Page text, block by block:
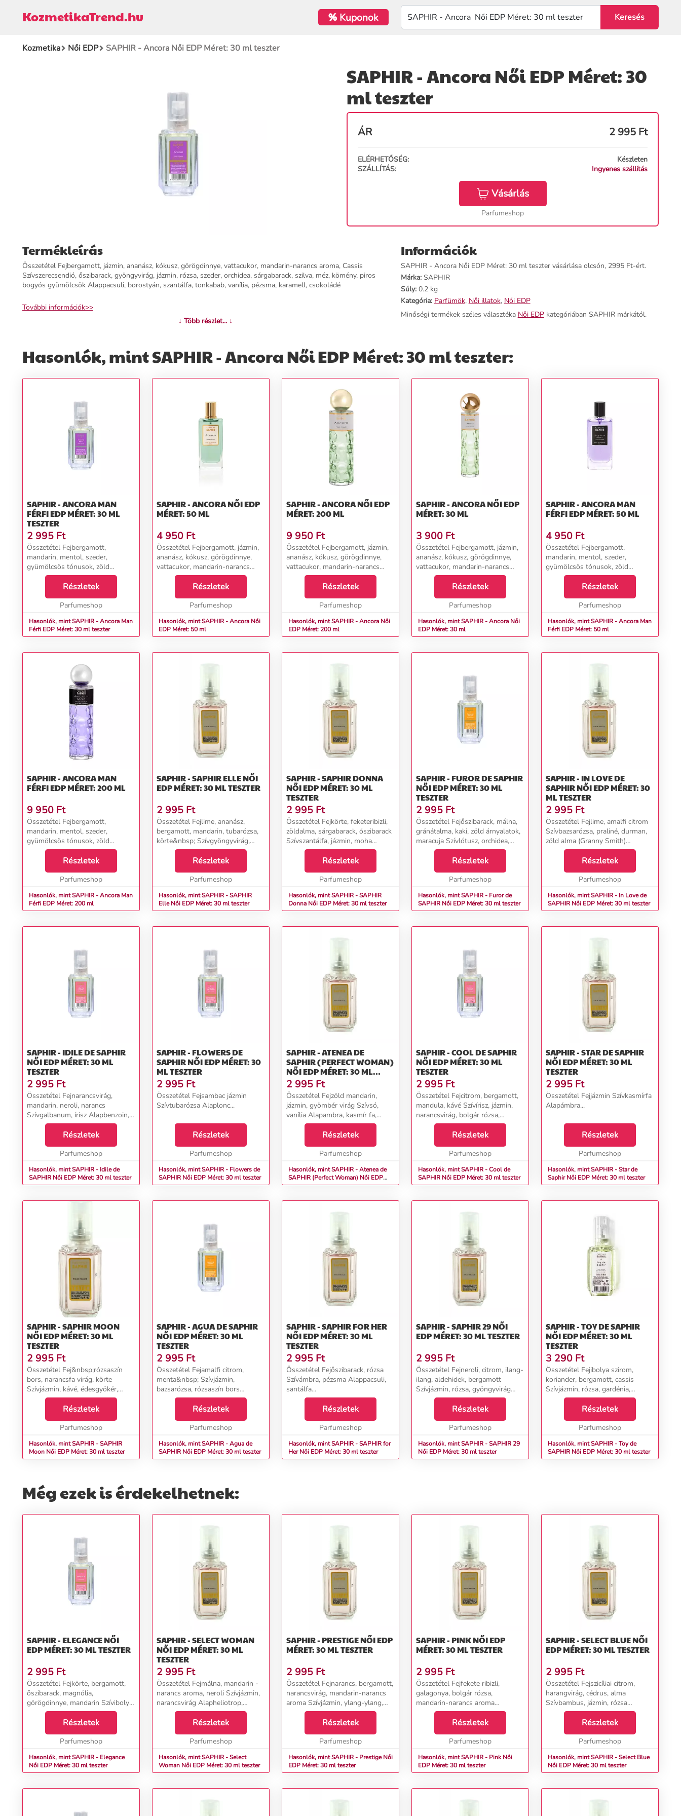
KozmetikaTrend.hu %Kuponok
Kozmetika Női EDP SAPHIR - Ancora Női EDP Méret: 30 ml teszter
SAPHIR - Ancora Női EDP Méret: 30
ml teszter
ÁR 2 995 Ft
ELÉRHETŐSÉG:
Készleten
SZÁLLÍTÁS:
Ingyenes szállítás
Vásárlás
Parfumeshop
Termékleírás
Összetétel Fejbergamott, jázmin, ananász, kókusz, görögdinnye, vattacukor, mandarin-narancs aroma, Cassis
Szívszerecsendió, őszibarack, gyöngyvirág, jázmin, rózsa, szeder, orchidea, sárgabarack, szilva, méz, kömény, piros
bogyós gyümölcsök Alappacsuli, borostyán, szantálfa, tonkabab, vanília, pézsma, karamell, csokoládé
További információk>>
↓ Több részlet... ↓
Információk
SAPHIR - Ancora Női EDP Méret: 30 ml teszter vásárlása olcsón, 2995 Ft-ért.
Márka:SAPHIR
Súly:0.2 kg
Kategória: Parfümök, Női illatok, Női EDP
Minőségi termékek széles választéka Női EDPkategóriában SAPHIR márkától.
Hasonlók, mint SAPHIR - Ancora Női EDP Méret: 30 ml teszter:
SAPHIR - ANCORA MAN
FÉRFI EDP MÉRET: 30 ML
TESZTER
2 995 Ft
Összetétel Fejbergamott,
mandarin, mentol, szeder,
gyümölcsös tónusok, zöld
tónusok Szívcédrus, jázmin,
karamell, méz, tej, pacsuli Alap
ambra, benzoin, bab, kávé, pacsuli,
pézsma, santálfa, vanília...
Részletek
Parfumeshop
Hasonlók, mint SAPHIR - Ancora Man
Férfi EDP Méret: 30 ml teszter
SAPHIR - ANCORA NŐI EDP
MÉRET: 50 ML
4 950 Ft
Összetétel Fejbergamott, jázmin,
ananász, kókusz, görögdinnye,
vattacukor, mandarin-narancs
aroma, Cassis Szívszerecsendió,
őszibarack, gyöngyvirág, jázmin,
rózsa, szeder, orchidea,
sárgabarack, szilv...
Részletek
Parfumeshop
Hasonlók, mint SAPHIR - Ancora Női
EDP Méret: 50 ml
SAPHIR - ANCORA NŐI EDP
MÉRET: 200 ML
9 950 Ft
Összetétel Fejbergamott, jázmin,
ananász, kókusz, görögdinnye,
vattacukor, mandarin-narancs
aroma, Cassis Szívszerecsendió,
őszibarack, gyöngyvirág, jázmin,
rózsa, szeder, orchidea,
sárgabarack, szilv...
Részletek
Parfumeshop
Hasonlók, mint SAPHIR - Ancora Női
EDP Méret: 200 ml
SAPHIR - ANCORA NŐI EDP
MÉRET: 30 ML
3 900 Ft
Összetétel Fejbergamott, jázmin,
ananász, kókusz, görögdinnye,
vattacukor, mandarin-narancs
aroma, Cassis Szívszerecsendió,
őszibarack, gyöngyvirág, jázmin,
rózsa, szeder, orchidea,
sárgabarack, szilv...
Részletek
Parfumeshop
Hasonlók, mint SAPHIR - Ancora Női
EDP Méret: 30 ml
SAPHIR - ANCORA MAN
FÉRFI EDP MÉRET: 50 ML
4 950 Ft
Összetétel Fejbergamott,
mandarin, mentol, szeder,
gyümölcsös tónusok, zöld
tónusok Szívcédrus, jázmin,
karamell, méz, tej, pacsuli Alap
ambra, benzoin, bab, kávé, pacsuli,
pézsma, santálfa, vanília...
Részletek
Parfumeshop
Hasonlók, mint SAPHIR - Ancora Man
Férfi EDP Méret: 50 ml
SAPHIR - ANCORA MAN
FÉRFI EDP MÉRET: 200 ML
9 950 Ft
Összetétel Fejbergamott,
mandarin, mentol, szeder,
gyümölcsös tónusok, zöld
tónusok Szívcédrus, jázmin,
karamell, méz, tej, pacsuli Alap
ambra, benzoin, bab, kávé, pacsuli,
pézsma, santálfa, vanília...
Részletek
Parfumeshop
Hasonlók, mint SAPHIR - Ancora Man
Férfi EDP Méret: 200 ml
SAPHIR - SAPHIR ELLE NŐI
EDP MÉRET: 30 ML TESZTER
2 995 Ft
Összetétel Fejlime, ananász,
bergamott, mandarin, tubarózsa,
körte&nbsp; Szívgyöngyvirág,
jázmin, heliotrop, ibolyagyökér
Alapcédrus, ambra, szantálfa,
vanília, pézsma...
Részletek
Parfumeshop
Hasonlók, mint SAPHIR - SAPHIR
Elle Női EDP Méret: 30 ml teszter
SAPHIR - SAPHIR DONNA
NŐI EDP MÉRET: 30 ML
TESZTER
2 995 Ft
Összetétel Fejkörte, feketeribizli,
zöldalma, sárgabarack, őszibarack
Szívszantálfa, jázmin, moha
Alapcédrus, vanília, pézsma...
Részletek
Parfumeshop
Hasonlók, mint SAPHIR - SAPHIR
Donna Női EDP Méret: 30 ml teszter
SAPHIR - FUROR DE SAPHIR
NŐI EDP MÉRET: 30 ML
TESZTER
2 995 Ft
Összetétel Fejőszibarack, málna,
gránátalma, kaki, zöld árnyalatok,
maracuja Szívlótusz, orchidea,
champaca magnólia Alappacsuli,
borostyán, vanília, pézsma, ibolya,
mahagóni...
Részletek
Parfumeshop
Hasonlók, mint SAPHIR - Furor de
SAPHIR Női EDP Méret: 30 ml teszter
SAPHIR - IN LOVE DE
SAPHIR NŐI EDP MÉRET: 30
ML TESZTER
2 995 Ft
Összetétel Fejlime, amalfi citrom
Szívbazsarózsa, praliné, durman,
zöld alma (Granny Smith)
Alappézsma, almafa, szűz
Részletek
Parfumeshop
Hasonlók, mint SAPHIR - In Love de
SAPHIR Női EDP Méret: 30 ml teszter
SAPHIR - IDILE DE SAPHIR
NŐI EDP MÉRET: 30 ML
TESZTER
2 995 Ft
Összetétel Fejnarancsvirág,
mandarin, neroli, narancs
Szívgalbanum, írisz Alapbenzoin,
cédrus, tömjén, vetiver...
Részletek
Parfumeshop
Hasonlók, mint SAPHIR - Idile de
SAPHIR Női EDP Méret: 30 ml teszter
SAPHIR - FLOWERS DE
SAPHIR NŐI EDP MÉRET: 30
ML TESZTER
2 995 Ft
Összetétel Fejsambac jázmin
Szívtubarózsa Alaplonc...
Részletek
Parfumeshop
Hasonlók, mint SAPHIR - Flowers de
SAPHIR Női EDP Méret: 30 ml teszter
SAPHIR - ATENEA DE
SAPHIR (PERFECT WOMAN)
NŐI EDP MÉRET: 30 ML
TESZTER
2 995 Ft
Összetétel Fejzöld mandarin,
jázmin, gyömbér virág Szívsó,
vanília Alapambra, kasmír fa,
szantál fa &nbsp; ...
Részletek
Parfumeshop
Hasonlók, mint SAPHIR - Atenea de
SAPHIR (Perfect Woman) Női EDP
Méret: 30 ml teszter
SAPHIR - COOL DE SAPHIR
NŐI EDP MÉRET: 30 ML
TESZTER
2 995 Ft
Összetétel Fejcitrom, bergamott,
mandula, kávé Szívírisz, jázmin,
narancsvirág, bolgár rózsa,
tubarózsa Alapfahéj, pacsuli,
cédrus, borostyán, szantálfa,
tonkabab, vanília, pézsma,
kasmírfa, kakaó, pr...
Részletek
Parfumeshop
Hasonlók, mint SAPHIR - Cool de
SAPHIR Női EDP Méret: 30 ml teszter
SAPHIR - STAR DE SAPHIR
NŐI EDP MÉRET: 30 ML
TESZTER
2 995 Ft
Összetétel Fejjázmin Szívkasmírfa
Alapámbra...
Részletek
Parfumeshop
Hasonlók, mint SAPHIR - Star de
Saphir Női EDP Méret: 30 ml teszter
SAPHIR - SAPHIR MOON
NŐI EDP MÉRET: 30 ML
TESZTER
2 995 Ft
Összetétel Fej&nbsp;rózsaszín
bors, narancsfa virág, körte
Szívjázmin, kávé, édesgyökér,
keserűmandula Alappacsuli,
cédrus, vanília, kasmírfa...
Részletek
Parfumeshop
Hasonlók, mint SAPHIR - SAPHIR
Moon Női EDP Méret: 30 ml teszter
SAPHIR - AGUA DE SAPHIR
NŐI EDP MÉRET: 30 ML
TESZTER
2 995 Ft
Összetétel Fejamalfi citrom,
menta&nbsp; Szívjázmin,
bazsarózsa, rózsaszín bors
Alapcédrus, cukor, francia
Részletek
Parfumeshop
Hasonlók, mint SAPHIR - Agua de
SAPHIR Női EDP Méret: 30 ml teszter
SAPHIR - SAPHIR FOR HER
NŐI EDP MÉRET: 30 ML
TESZTER
2 995 Ft
Összetétel Fejőszibarack, rózsa
Szívámbra, pézsma Alappacsuli,
santálfa...
Részletek
Parfumeshop
Hasonlók, mint SAPHIR - SAPHIR for
Her Női EDP Méret: 30 ml teszter
SAPHIR - SAPHIR 29 NŐI
EDP MÉRET: 30 ML TESZTER
2 995 Ft
Összetétel Fejneroli, citrom, ilang-
ilang, aldehidek, bergamott
Szívjázmin, rózsa, gyöngyvirág
Alapvetiver, cibet, pacsuli,
borostyángyanta, pézsma, vanília,
Részletek
Parfumeshop
Hasonlók, mint SAPHIR - SAPHIR 29
Női EDP Méret: 30 ml teszter
SAPHIR - TOY DE SAPHIR
NŐI EDP MÉRET: 30 ML
TESZTER
3 290 Ft
Összetétel Fejibolya szirom,
koriander, bergamott, cassis
Szívjázmin, rózsa, gardénia,
bazsarózsa Alapcédrus, fehér
Részletek
Parfumeshop
Hasonlók, mint SAPHIR - Toy de
SAPHIR Női EDP Méret: 30 ml teszter
Még ezek is érdekelhetnek:
SAPHIR - ELEGANCE NŐI
EDP MÉRET: 30 ML TESZTER
2 995 Ft
Összetétel Fejkörte, bergamott,
őszibarack, magnólia,
görögdinnye, mandarin Szívibolya,
gyöngyvirág, jázmin, rózsa,
orchidea, szilva, tubarózsa, frézia
Alapcédrus, vanília, pézsma,
Részletek
Parfumeshop
Hasonlók, mint SAPHIR - Elegance
Női EDP Méret: 30 ml teszter
SAPHIR - SELECT WOMAN
NŐI EDP MÉRET: 30 ML
TESZTER
2 995 Ft
Összetétel Fejmálna, mandarin -
narancs aroma, neroli Szívjázmin,
narancsvirág Alapheliotrop,
marshmallow, szantálfa, vanília...
Részletek
Parfumeshop
Hasonlók, mint SAPHIR - Select
Woman Női EDP Méret: 30 ml teszter
SAPHIR - PRESTIGE NŐI EDP
MÉRET: 30 ML TESZTER
2 995 Ft
Összetétel Fejnarancs, bergamott,
narancsvirág, mandarin-narancs
aroma Szívjázmin, ylang-ylang,
rózsa, mimóza Alappacsuli,
vetiver, tonkabab, vanília, fehér
pézsma, opoponax...
Részletek
Parfumeshop
Hasonlók, mint SAPHIR - Prestige Női
EDP Méret: 30 ml teszter
SAPHIR - PINK NŐI EDP
MÉRET: 30 ML TESZTER
2 995 Ft
Összetétel Fejfekete ribizli,
galagonya, bolgár rózsa,
mandarin-narancs aroma
Szívjázmin, opoponax, parma
ibolya Alapfehér pézsma, tömjén,
vanília...
Részletek
Parfumeshop
Hasonlók, mint SAPHIR - Pink Női
EDP Méret: 30 ml teszter
SAPHIR - SELECT BLUE NŐI
EDP MÉRET: 30 ML TESZTER
2 995 Ft
Összetétel Fejszicíliai citrom,
harangvirág, cédrus, alma
Szívbambus, jázmin, rózsa
Alapcéder, pézsma, ámbra &nbsp;
Részletek
Parfumeshop
Hasonlók, mint SAPHIR - Select Blue
Női EDP Méret: 30 ml teszter